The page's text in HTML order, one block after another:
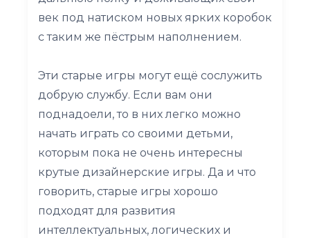
век под натиском новых ярких коробок
с таким же пёстрым наполнением.
Эти старые игры могут ещё сослужить
добрую службу. Если вам они
поднадоели, то в них легко можно
начать играть со своими детьми,
которым пока не очень интересны
крутые дизайнерские игры. Да и что
говорить, старые игры хорошо
подходят для развития
интеллектуальных, логических и